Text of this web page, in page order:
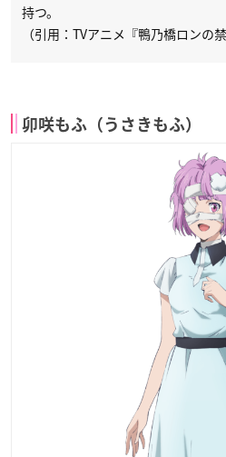
持つ。
（引用：TVアニメ『鴨乃橋ロンの
卯咲もふ（うさきもふ）